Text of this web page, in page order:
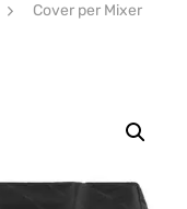
Cover per Mixer